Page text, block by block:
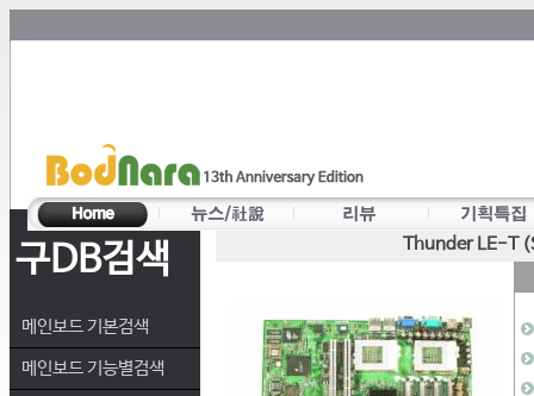
구DB검색
메인보드 기본검색
메인보드 기능별검색
Thunder LE-T